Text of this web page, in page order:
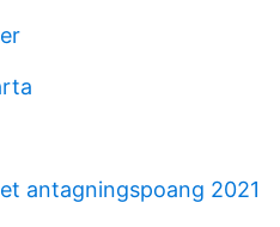
antagningspoang 2021